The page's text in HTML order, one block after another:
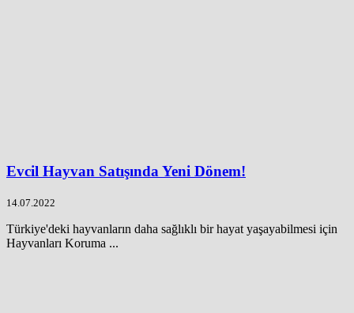
Evcil Hayvan Satışında Yeni Dönem!
14.07.2022
Türkiye'deki hayvanların daha sağlıklı bir hayat yaşayabilmesi için
Hayvanları Koruma ...